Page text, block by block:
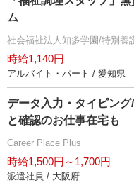
ム
社会福祉法人知多学園/特別養
時給1,140円
アルバイト・パート / 愛知県
データ入力・タイピン
と確認のお仕事在宅も
Career Place Plus
時給1,500円～1,700円
派遣社員 / 大阪府